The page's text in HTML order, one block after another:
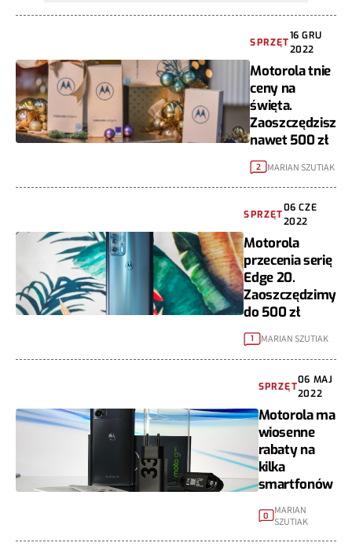
SPRZĘT
16 GRU
2022
Motorola tnie
ceny na
święta.
Zaoszczędzisz
nawet 500 zł
2 MARIAN SZUTIAK
SPRZĘT
06 CZE
2022
Motorola
przecenia serię
Edge 20.
Zaoszczędzimy
do 500 zł
1 MARIAN SZUTIAK
SPRZĘT
06 MAJ
2022
Motorola ma
wiosenne
rabaty na
kilka
smartfonów
0 MARIAN
SZUTIAK